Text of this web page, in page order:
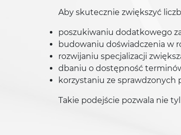
Aby skutecznie zwiększyć
poszukiwaniu dodatkowego
budowaniu doświadczenia w
rozwijaniu specjalizacji
dbaniu o dostępność
korzystaniu ze
Takie podejście pozwala nie